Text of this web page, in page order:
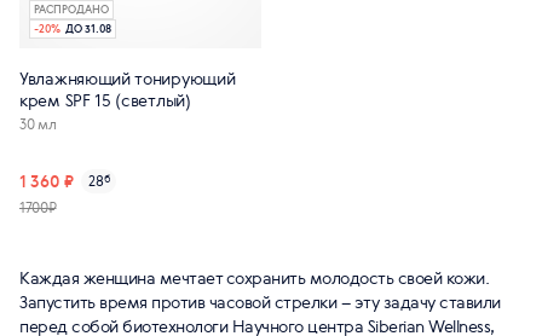
-20% ДО 31.08
РАСПРОДАНО
Увлажняющий тонирующий
крем SPF 15 (светлый)
30 мл
1 360 ₽ 28б
1700₽
Каждая женщина мечтает сохранить молодость своей кожи.
Запустить время против часовой стрелки – эту задачу ставили
перед собой биотехнологи Научного центра Siberian Wellness,